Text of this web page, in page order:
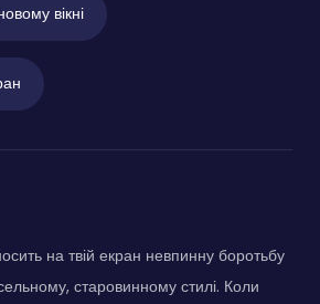
вікні
на твій екран невпинну боротьбу
старовинному стилі. Коли